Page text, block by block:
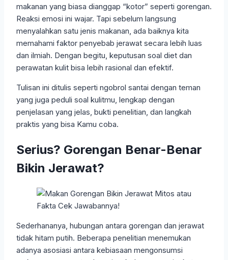
makanan yang biasa dianggap “kotor” seperti gorengan.
Reaksi emosi ini wajar. Tapi sebelum langsung
menyalahkan satu jenis makanan, ada baiknya kita
memahami faktor penyebab jerawat secara lebih luas
dan ilmiah. Dengan begitu, keputusan soal diet dan
perawatan kulit bisa lebih rasional dan efektif.
Tulisan ini ditulis seperti ngobrol santai dengan teman
yang juga peduli soal kulitmu, lengkap dengan
penjelasan yang jelas, bukti penelitian, dan langkah
praktis yang bisa Kamu coba.
Serius? Gorengan Benar-Benar
Bikin Jerawat?
Sederhananya, hubungan antara gorengan dan jerawat
tidak hitam putih. Beberapa penelitian menemukan
adanya asosiasi antara kebiasaan mengonsumsi